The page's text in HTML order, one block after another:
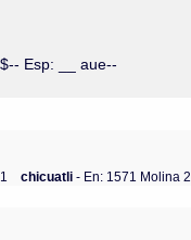
Esp: __ aue--
chicuatli- En: 1571 Molina 2